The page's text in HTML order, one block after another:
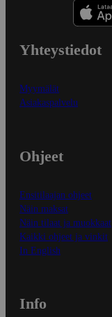
Yhteystiedot
Myymälät
Asiakaspalvelu
Ohjeet
Ensitilaajan ohjeet
Näin maksat
Näin tilaat ja muokkaat
Kaikki ohjeet ja vinkit
In English
Info